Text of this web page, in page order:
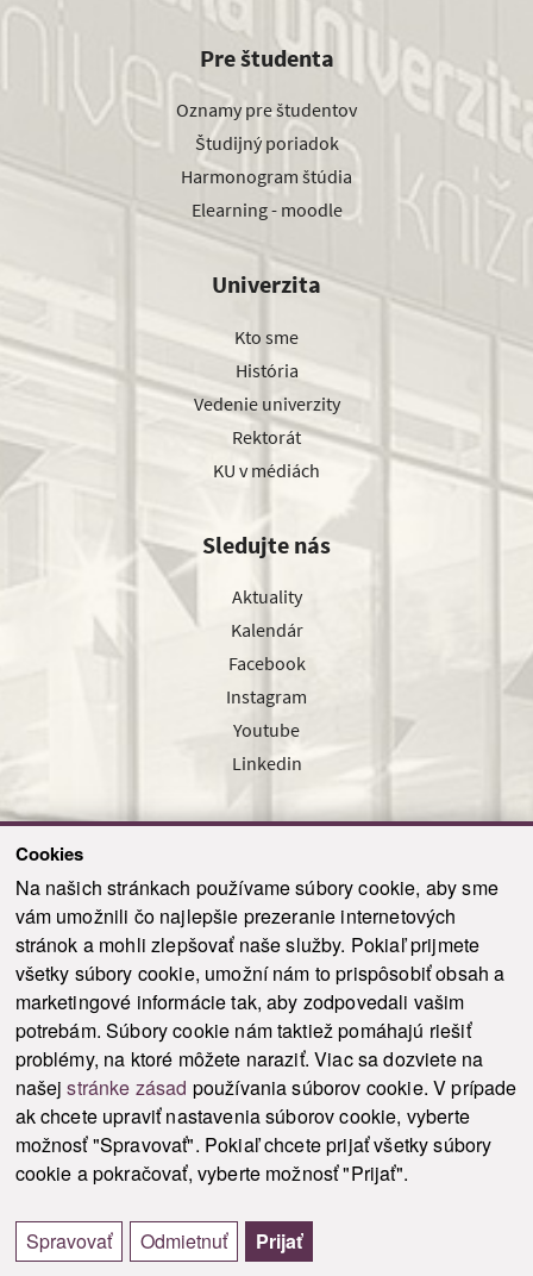
Cookies
Na našich stránkach používame súbory cookie, aby sme
vám umožnili čo najlepšie prezeranie internetových
stránok a mohli zlepšovať naše služby. Pokiaľ prijmete
všetky súbory cookie, umožní nám to prispôsobiť obsah a
marketingové informácie tak, aby zodpovedali vašim
potrebám. Súbory cookie nám taktiež pomáhajú riešiť
problémy, na ktoré môžete naraziť. Viac sa dozviete na
našejstránke zásad používania súborov cookie. V prípade
ak chcete upraviť nastavenia súborov cookie, vyberte
možnosť "Spravovať". Pokiaľ chcete prijať všetky súbory
cookie a pokračovať, vyberte možnosť "Prijať".
Spravovať Odmietnuť Prijať
Pre študenta
Oznamy pre študentov
Študijný poriadok
Harmonogram štúdia
Elearning - moodle
Univerzita
Kto sme
História
Vedenie univerzity
Rektorát
KU v médiách
Sledujte nás
Aktuality
Kalendár
Facebook
Instagram
Youtube
Linkedin
Odoslať
© 2021-2026 ku.sk. Všetky práva vyhradené. | Ochrana osobných údajov
Vyhlásenie o prístupnosti |
Admin
This site is protected by reCAPTCHA and the Google Privacy Policy and Terms of
Service
apply.